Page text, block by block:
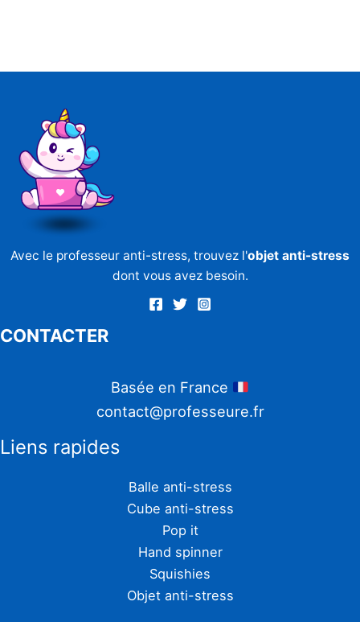
Avec le professeur anti-stress, trouvez l'objet anti-stress
dont vous avez besoin.
CONTACTER
Basée en France
contact@professeure.fr
Liens rapides
Balle anti-stress
Cube anti-stress
Pop it
Hand spinner
Squishies
Objet anti-stress